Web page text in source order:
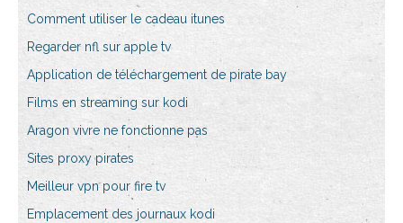
Comment utiliser le cadeau itunes
Regarder nfl sur apple tv
Application de téléchargement de pirate bay
Films en streaming sur kodi
Aragon vivre ne fonctionne pas
Sites proxy pirates
Meilleur vpn pour fire tv
Emplacement des journaux kodi